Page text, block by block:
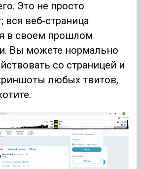
Это не просто
вся веб-страница
в своем прошлом
Вы можете нормально
со страницей и
любых твитов,